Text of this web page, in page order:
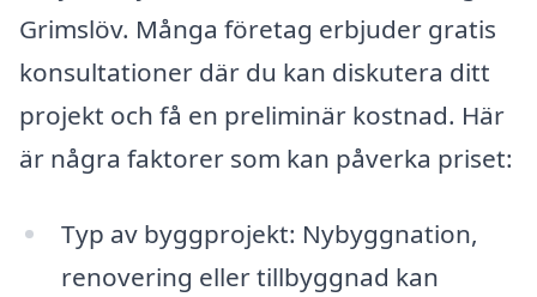
Grimslöv. Många företag erbjuder gratis
konsultationer där du kan diskutera ditt
projekt och få en preliminär kostnad. Här
är några faktorer som kan påverka priset:
Typ av byggprojekt: Nybyggnation,
renovering eller tillbyggnad kan